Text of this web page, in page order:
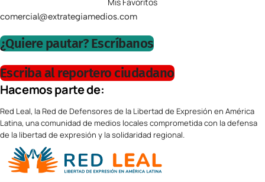
comercial@extrategiamedios.com
¿Quiere pautar? Escríbanos
Escriba al reportero ciudadano
Hacemos parte de:
Red Leal, la Red de Defensores de la Libertad de Expresión en América
Latina, una comunidad de medios locales comprometida con la defensa
de la libertad de expresión y la solidaridad regional.